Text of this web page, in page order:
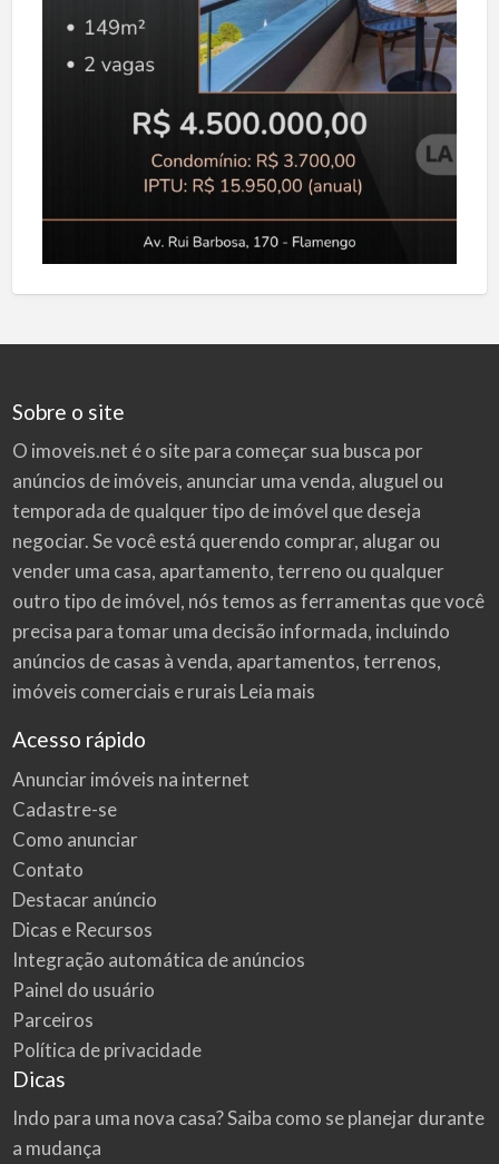
Sobre o site
O imoveis.net é o site para começar sua busca por
anúncios de imóveis, anunciar uma venda, aluguel ou
temporada de qualquer tipo de imóvel que deseja
negociar. Se você está querendo comprar, alugar ou
vender uma casa, apartamento, terreno ou qualquer
outro tipo de imóvel, nós temos as ferramentas que você
precisa para tomar uma decisão informada, incluindo
anúncios de casas à venda, apartamentos, terrenos,
imóveis comerciais e rurais Leia mais
Acesso rápido
Anunciar imóveis na internet
Cadastre-se
Como anunciar
Contato
Destacar anúncio
Dicas e Recursos
Integração automática de anúncios
Painel do usuário
Parceiros
Política de privacidade
Dicas
Indo para uma nova casa? Saiba como se planejar durante
a mudança